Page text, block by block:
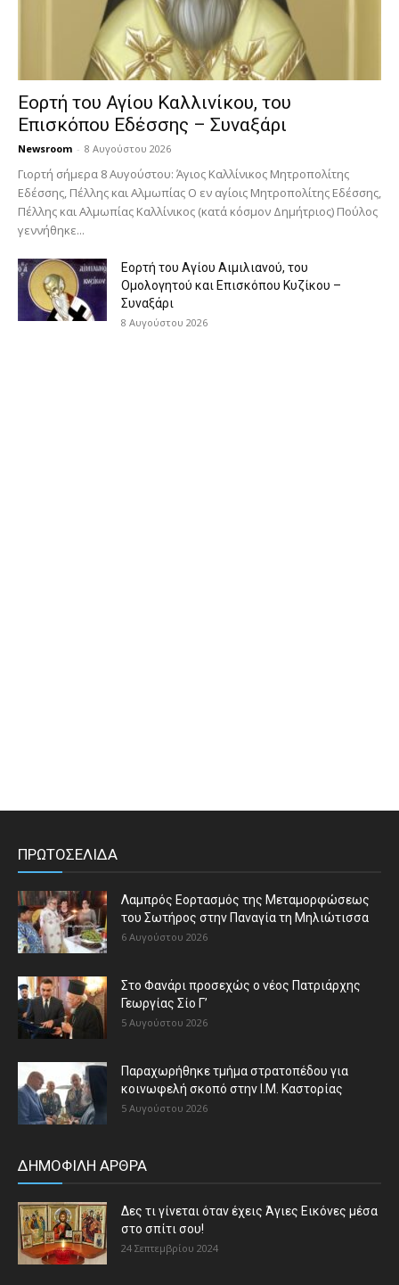
Εορτή του Αγίου Καλλινίκου, του
Επισκόπου Εδέσσης – Συναξάρι
Newsroom - 8 Αυγούστου 2026
Γιορτή σήμερα 8 Αυγούστου: Άγιος Καλλίνικος Μητροπολίτης
Εδέσσης, Πέλλης και Αλμωπίας Ο εν αγίοις Μητροπολίτης Εδέσσης,
Πέλλης και Αλμωπίας Καλλίνικος (κατά κόσμον Δημήτριος) Πούλος
γεννήθηκε...
Εορτή του Αγίου Αιμιλιανού, του
Ομολογητού και Επισκόπου Κυζίκου –
Συναξάρι
8 Αυγούστου 2026
ΠΡΩΤΟΣΕΛΙΔΑ
Λαμπρός Εορτασμός της Μεταμορφώσεως
του Σωτήρος στην Παναγία τη Μηλιώτισσα
6 Αυγούστου 2026
Στο Φανάρι προσεχώς ο νέος Πατριάρχης
Γεωργίας Σίο Γ’
5 Αυγούστου 2026
Παραχωρήθηκε τμήμα στρατοπέδου για
κοινωφελή σκοπό στην Ι.Μ. Καστορίας
5 Αυγούστου 2026
ΔΗΜΟΦΙΛΗ ΑΡΘΡΑ
Δες τι γίνεται όταν έχεις Άγιες Εικόνες μέσα
στο σπίτι σου!
24 Σεπτεμβρίου 2024